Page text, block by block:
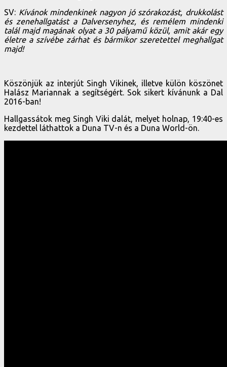
SV: Kívánok mindenkinek nagyon jó szórakozást, drukkolást
és zenehallgatást a Dalversenyhez, és remélem mindenki
talál majd magának olyat a 30 pályamű közül, amit akár egy
életre a szívébe zárhat és bármikor szeretettel meghallgat
majd!
Köszönjük az interjút Singh Vikinek, illetve külön köszönet
Halász Mariannak a segítségért. Sok sikert kívánunk a Dal
2016-ban!
Hallgassátok meg Singh Viki dalát, melyet holnap, 19:40-es
kezdettel láthattok a Duna TV-n és a Duna World-ön.